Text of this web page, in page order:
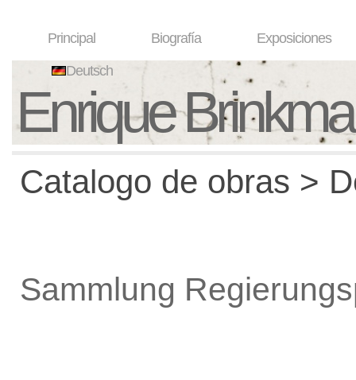
Principal Biografía Exposiciones
Deutsch
Enrique
Catalogo de obras >
Sammlung